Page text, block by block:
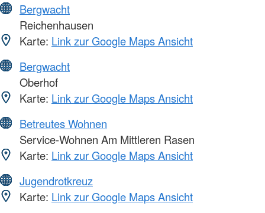
Bergwacht
Reichenhausen
Karte: Link zur Google Maps Ansicht
Bergwacht
Oberhof
Karte: Link zur Google Maps Ansicht
Betreutes Wohnen
Service-Wohnen Am Mittleren Rasen
Karte: Link zur Google Maps Ansicht
Jugendrotkreuz
Karte: Link zur Google Maps Ansicht